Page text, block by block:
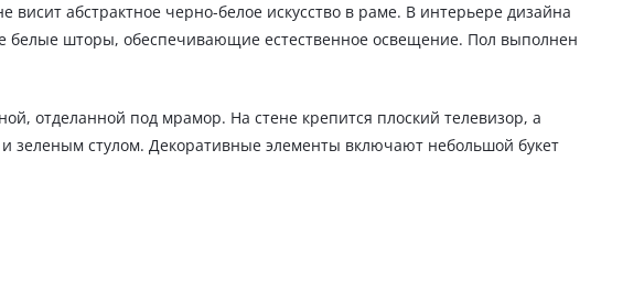
абстрактное черно-белое искусство в раме. В интерьере дизайна
шторы, обеспечивающие естественное освещение. Пол выполнен
отделанной под мрамор. На стене крепится плоский телевизор, а
зеленым стулом. Декоративные элементы включают небольшой букет